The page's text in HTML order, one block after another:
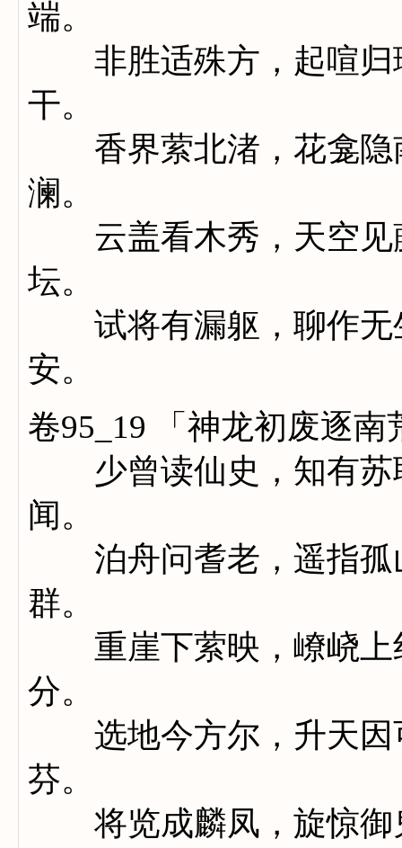
端。
非胜适殊方，起喧归
干。
香界萦北渚，花龛隐
澜。
云盖看木秀，天空见
坛。
试将有漏躯，聊作无
安。
卷95_19 「神龙初废逐
少曾读仙史，知有苏
闻。
泊舟问耆老，遥指孤
群。
重崖下萦映，嶛峣上
分。
选地今方尔，升天因
芬。
将览成麟凤，旋惊御